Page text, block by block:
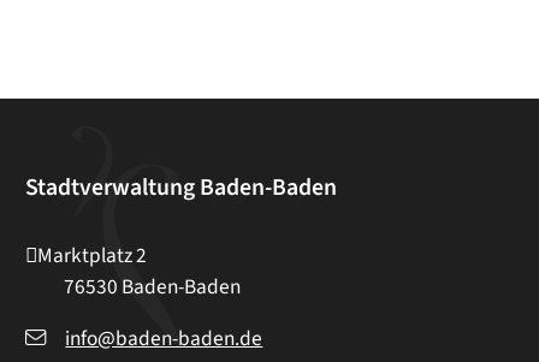
Stadtverwaltung Baden-Baden
Marktplatz 2
76530 Baden-Baden
info@baden-baden.de